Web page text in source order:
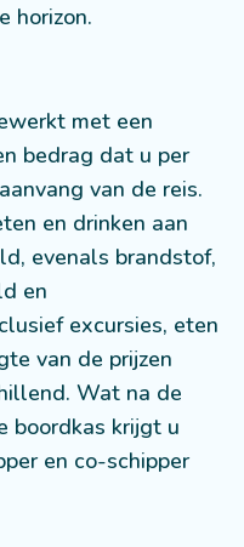
horizon.
met een
bedrag dat u per
van de reis.
en drinken aan
evenals brandstof,
en
excursies, eten
van de prijzen
Wat na de
boordkas krijgt u
en co-schipper